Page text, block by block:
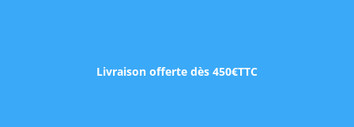
Livraison offerte dès 450€TTC